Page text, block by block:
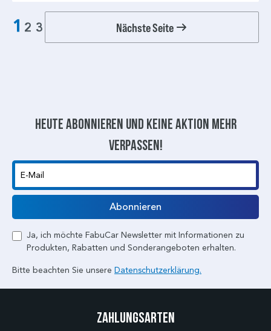
1 2 3 Nächste Seite
Heute abonnieren und keine aktion mehr
verpassen!
E-Mail
Abonnieren
Ja, ich möchte FabuCar Newsletter mit Informationen zu
Produkten, Rabatten und Sonderangeboten erhalten.
Bitte beachten Sie unsere Datenschutzerklärung.
Zahlungsarten